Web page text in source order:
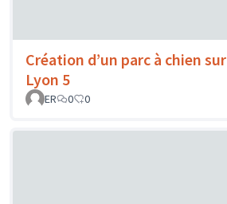
Création d’un parc à chien sur
Lyon 5
ER
0 0